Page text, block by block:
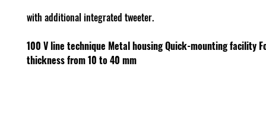
with additional integrated tweeter.
100 V line technique Metal housingQuick-mounting facility
thickness from 10 to 40 mm